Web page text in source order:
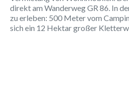
direkt am Wanderweg GR 86. In
zu erleben: 500 Meter vom
sich ein 12 Hektar großer